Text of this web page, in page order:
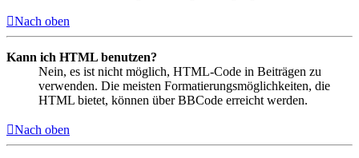
Nach oben
Kann ich HTML benutzen?
Nein, es ist nicht möglich, HTML-Code in Beiträgen zu
verwenden. Die meisten Formatierungsmöglichkeiten, die
HTML bietet, können über BBCode erreicht werden.
Nach oben